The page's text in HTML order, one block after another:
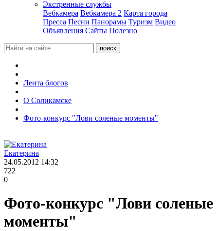
Экстренные службы
Вебкамера Вебкамера 2 Карта города
Пресса Песни Панорамы Туризм Видео
Объявления Сайты Полезно
Лента блогов
О Соликамске
Фото-конкурс "Лови соленые моменты"
Екатерина
24.05.2012 14:32
722
0
Фото-конкурс "Лови соленые
моменты"